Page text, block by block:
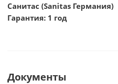
Санитас (Sanitas Германия)
Гарантия: 1 год
Документы